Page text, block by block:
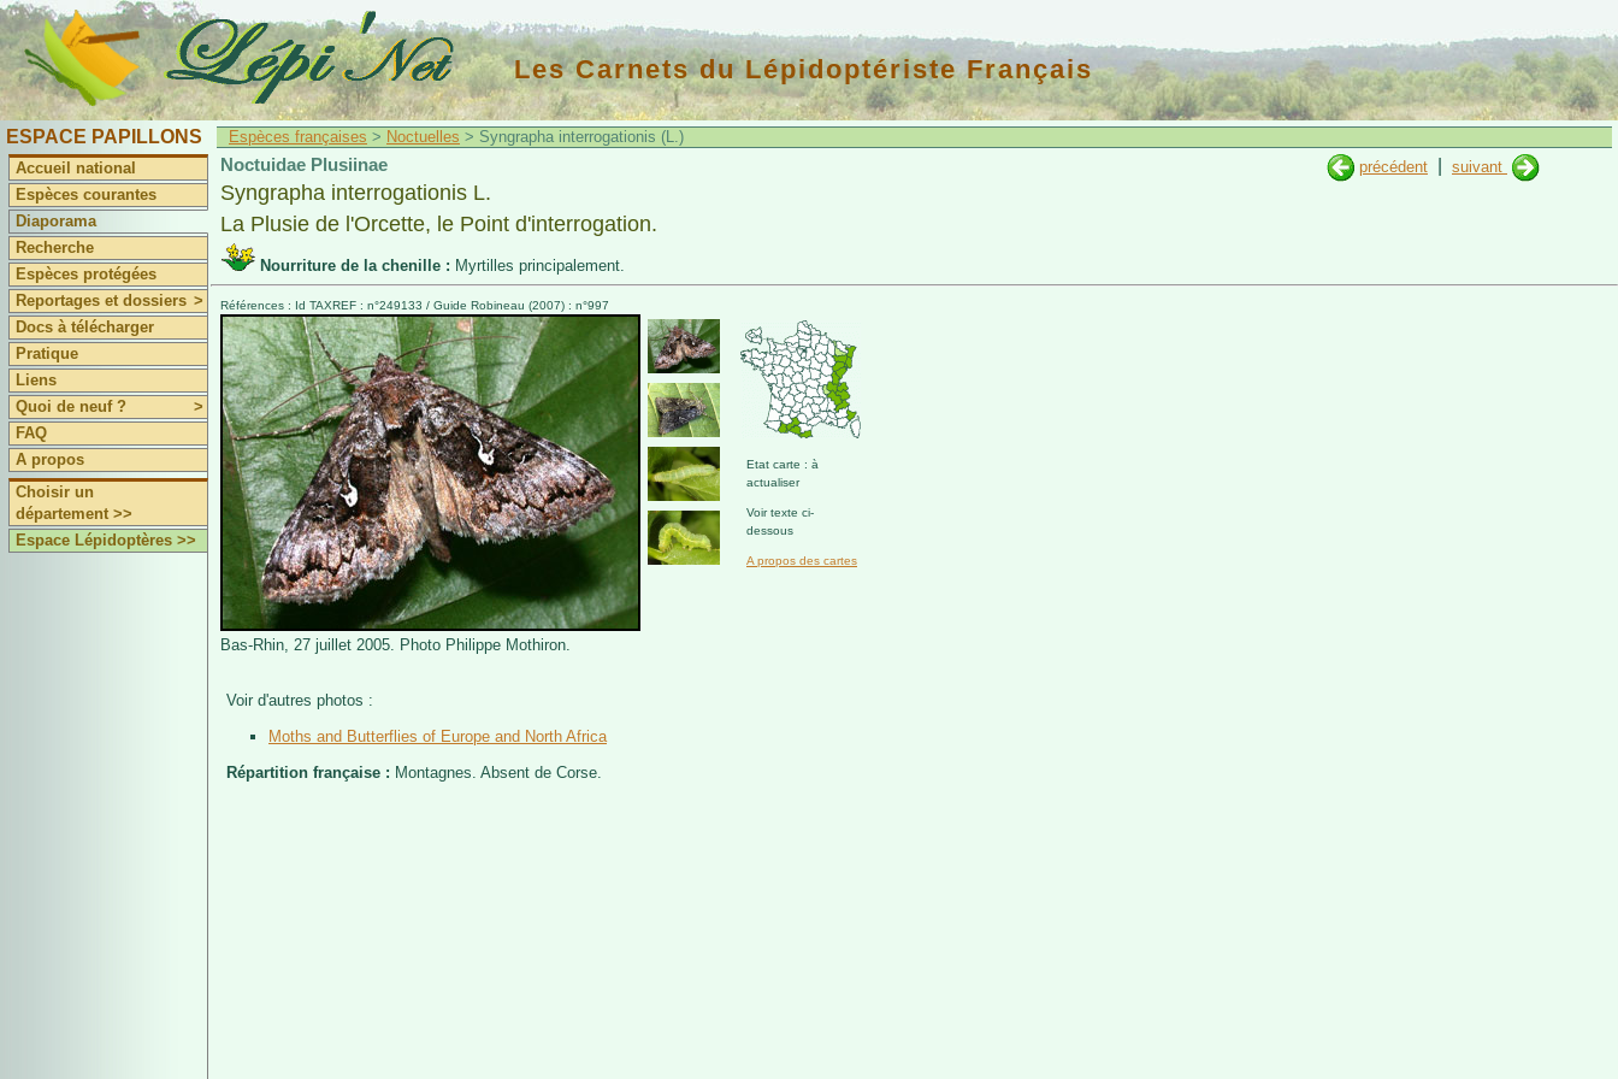
Les Carnets du Lépidoptériste Français
ESPACE PAPILLONS
Accueil national
Espèces courantes
Diaporama
Recherche
Espèces protégées
Reportages et dossiers >
Docs à télécharger
Pratique
Liens
Quoi de neuf ?
>
FAQ
A propos
Choisir un
département >>
Espace Lépidoptères >>
Espèces françaises > Noctuelles > Syngrapha interrogationis (L.)
précédent
suivant
Noctuidae Plusiinae
Syngrapha interrogationis L.
La Plusie de l'Orcette, le Point d'interrogation.
Nourriture de la chenille : Myrtilles principalement.
Références : Id TAXREF : n°249133 / Guide Robineau (2007) : n°997
Bas-Rhin, 27 juillet 2005. Photo Philippe Mothiron.
Etat carte : à
actualiser
Voir texte ci-
dessous
A propos des cartes
Voir d'autres photos :
Moths and Butterflies of Europe and North Africa
Répartition française : Montagnes. Absent de Corse.